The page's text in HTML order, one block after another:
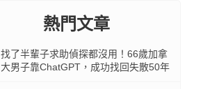
熱門文章
找了半輩子求助偵探都沒用！66歲加拿
大男子靠ChatGPT，成功找回失散50年